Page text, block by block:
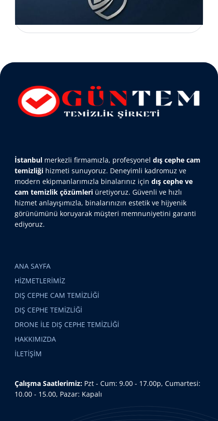
İstanbul merkezli firmamızla, profesyonel dış cephe cam
temizliği hizmeti sunuyoruz. Deneyimli kadromuz ve
modern ekipmanlarımızla binalarınız için dış cephe ve
cam temizlik çözümleri üretiyoruz. Güvenli ve hızlı
hizmet anlayışımızla, binalarınızın estetik ve hijyenik
görünümünü koruyarak müşteri memnuniyetini garanti
ediyoruz.
ANA SAYFA
HİZMETLERİMİZ
DIŞ CEPHE CAM TEMİZLİĞİ
DIŞ CEPHE TEMİZLİĞİ
DRONE İLE DIŞ CEPHE TEMİZLİĞİ
HAKKIMIZDA
İLETİŞİM
Çalışma Saatlerimiz: Pzt - Cum: 9.00 - 17.00p, Cumartesi:
10.00 - 15.00, Pazar: Kapalı